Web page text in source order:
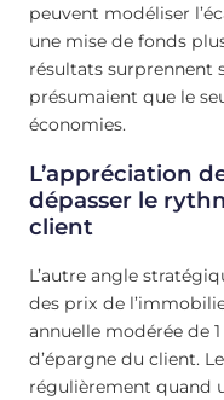
peuvent modéliser
une mise de fonds
résultats surprennent
présumaient que le
économies.
L’appréciation
dépasser le
client
L’autre angle
des prix de
annuelle modérée de
d’épargne du client.
régulièrement quand